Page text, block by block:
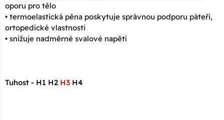
oporu pro tělo
• termoelastická pěna poskytuje správnou podporu páteři,
ortopedické vlastnosti
• snižuje nadměrné svalové napětí
Tuhost - H1 H2 H3 H4